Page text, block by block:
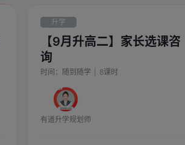
升学
【9月升高二】家长选课咨
询
时间： 随到随学 8课时
有道升学规划师